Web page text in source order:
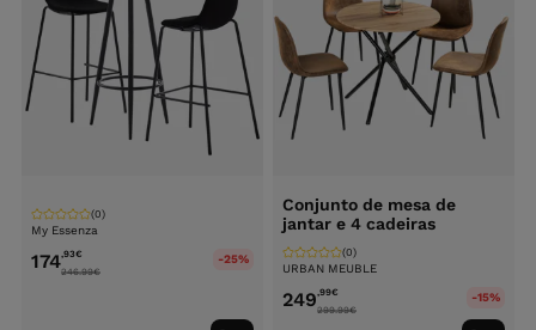
My Essenza
(0)
174 ,93€
246.99€
-25%
Conjunto de mesa de
jantar e 4 cadeiras
URBAN MEUBLE
(0)
249 ,99€
299.99€
-15%